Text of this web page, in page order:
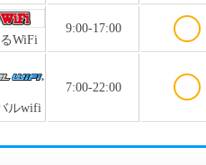
WiFi
9:00-17:00
ルwifi
7:00-22:00